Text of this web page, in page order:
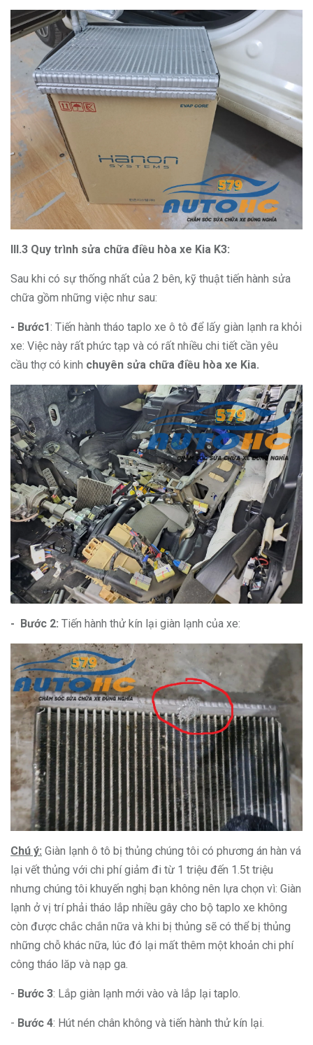
III.3 Quy trình sửa chữa điều hòa xe Kia K3:
Sau khi có sự thống nhất của 2 bên, kỹ thuật tiến hành sửa
chữa gồm những việc như sau:
- Bước1: Tiến hành tháo taplo xe ô tô để lấy giàn lạnh ra khỏi
xe: Việc này rất phức tạp và có rất nhiều chi tiết cần yêu
cầu thợ có kinh chuyên sửa chữa điều hòa xe Kia.
- Bước 2: Tiến hành thử kín lại giàn lạnh của xe:
Chú ý: Giàn lạnh ô tô bị thủng chúng tôi có phương án hàn vá
lại vết thủng với chi phí giảm đi từ 1 triệu đến 1.5t triệu
nhưng chúng tôi khuyến nghị bạn không nên lựa chọn vì: Giàn
lạnh ở vị trí phải tháo lắp nhiều gây cho bộ taplo xe không
còn được chắc chắn nữa và khi bị thủng sẽ có thể bị thủng
những chỗ khác nữa, lúc đó lại mất thêm một khoản chi phí
công tháo lăp và nạp ga.
- Bước 3: Lắp giàn lạnh mới vào và lắp lại taplo.
- Bước 4: Hút nén chân không và tiến hành thử kín lại.